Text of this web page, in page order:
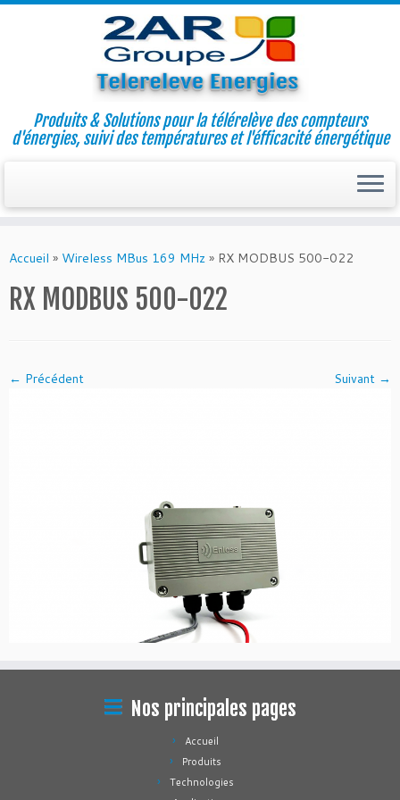
to
Produits & Solutions pour la télérelève des compteurs
d'énergies, suivi des températures et l'éfficacité énergétique
Accueil » Wireless MBus 169 MHz » RX MODBUS 500-022
RX MODBUS 500-022
← Précédent Suivant →
Nos principales pages
Accueil
Produits
Technologies